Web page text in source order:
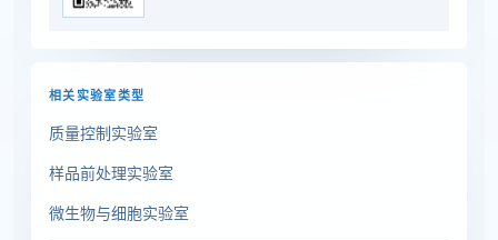
相关实验室类型
质量控制实验室
样品前处理实验室
微生物与细胞实验室